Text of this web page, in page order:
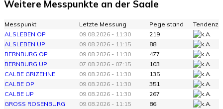
Weitere Messpunkte an der Saale
Messpunkt Letzte Messung Pegelstand
Tendenz
ALSLEBEN OP
09.08.2026 - 11:30
219
ALSLEBEN UP
09.08.2026 - 11:15
88
BERNBURG OP
09.08.2026 - 11:30
477
BERNBURG UP
07.08.2026 - 07:15
103
CALBE GRIZEHNE
09.08.2026 - 11:30
135
CALBE OP
09.08.2026 - 11:30
351
CALBE UP
09.08.2026 - 11:30
267
GROSS ROSENBURG
09.08.2026 - 11:15
86